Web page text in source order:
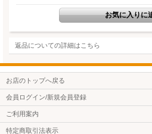
返品についての詳細はこちら
お店のトップへ戻る
会員ログイン/新規会員登録
ご利用案内
特定商取引法表示